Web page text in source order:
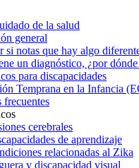
de la salud
general
si notas que hay algo
un diagnóstico, ¿por
para discapacidades
Temprana en la Infancia
frecuentes
cerebrales
de aprendizaje
relacionadas al Zika
y discapacidad visual